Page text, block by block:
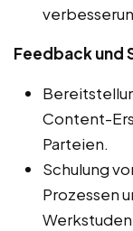
Feedback und
Content-
Parteien.
Schulung
Prozessen